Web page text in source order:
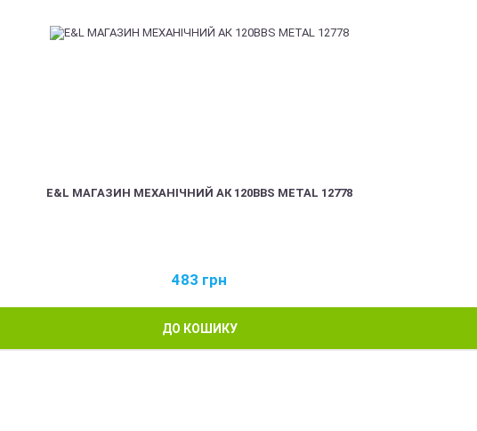
E&L МАГАЗИН МЕХАНІЧНИЙ АК 120BBS METAL 12778
483 грн
ДО КОШИКУ